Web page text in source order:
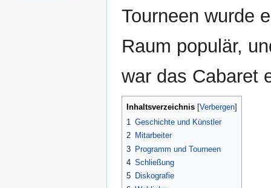
Tourneen wurde
Raum populär,
war das Cabaret
Inhaltsverzeichnis
1 Geschichte und Künstler
2 Mitarbeiter
3 Programm und Tourneen
4 Schließung
5 Diskografie